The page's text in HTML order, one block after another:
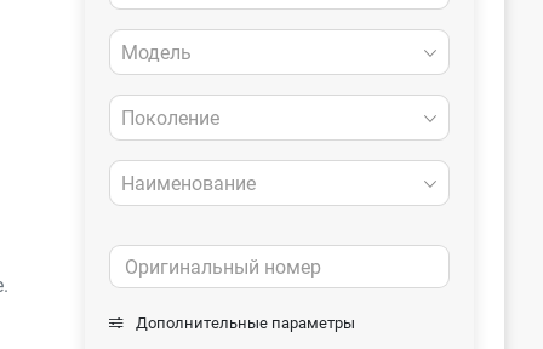
Модель
Поколение
Наименование
Дополнительные параметры